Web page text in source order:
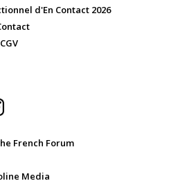
d'En Contact 2026
French Forum
Media